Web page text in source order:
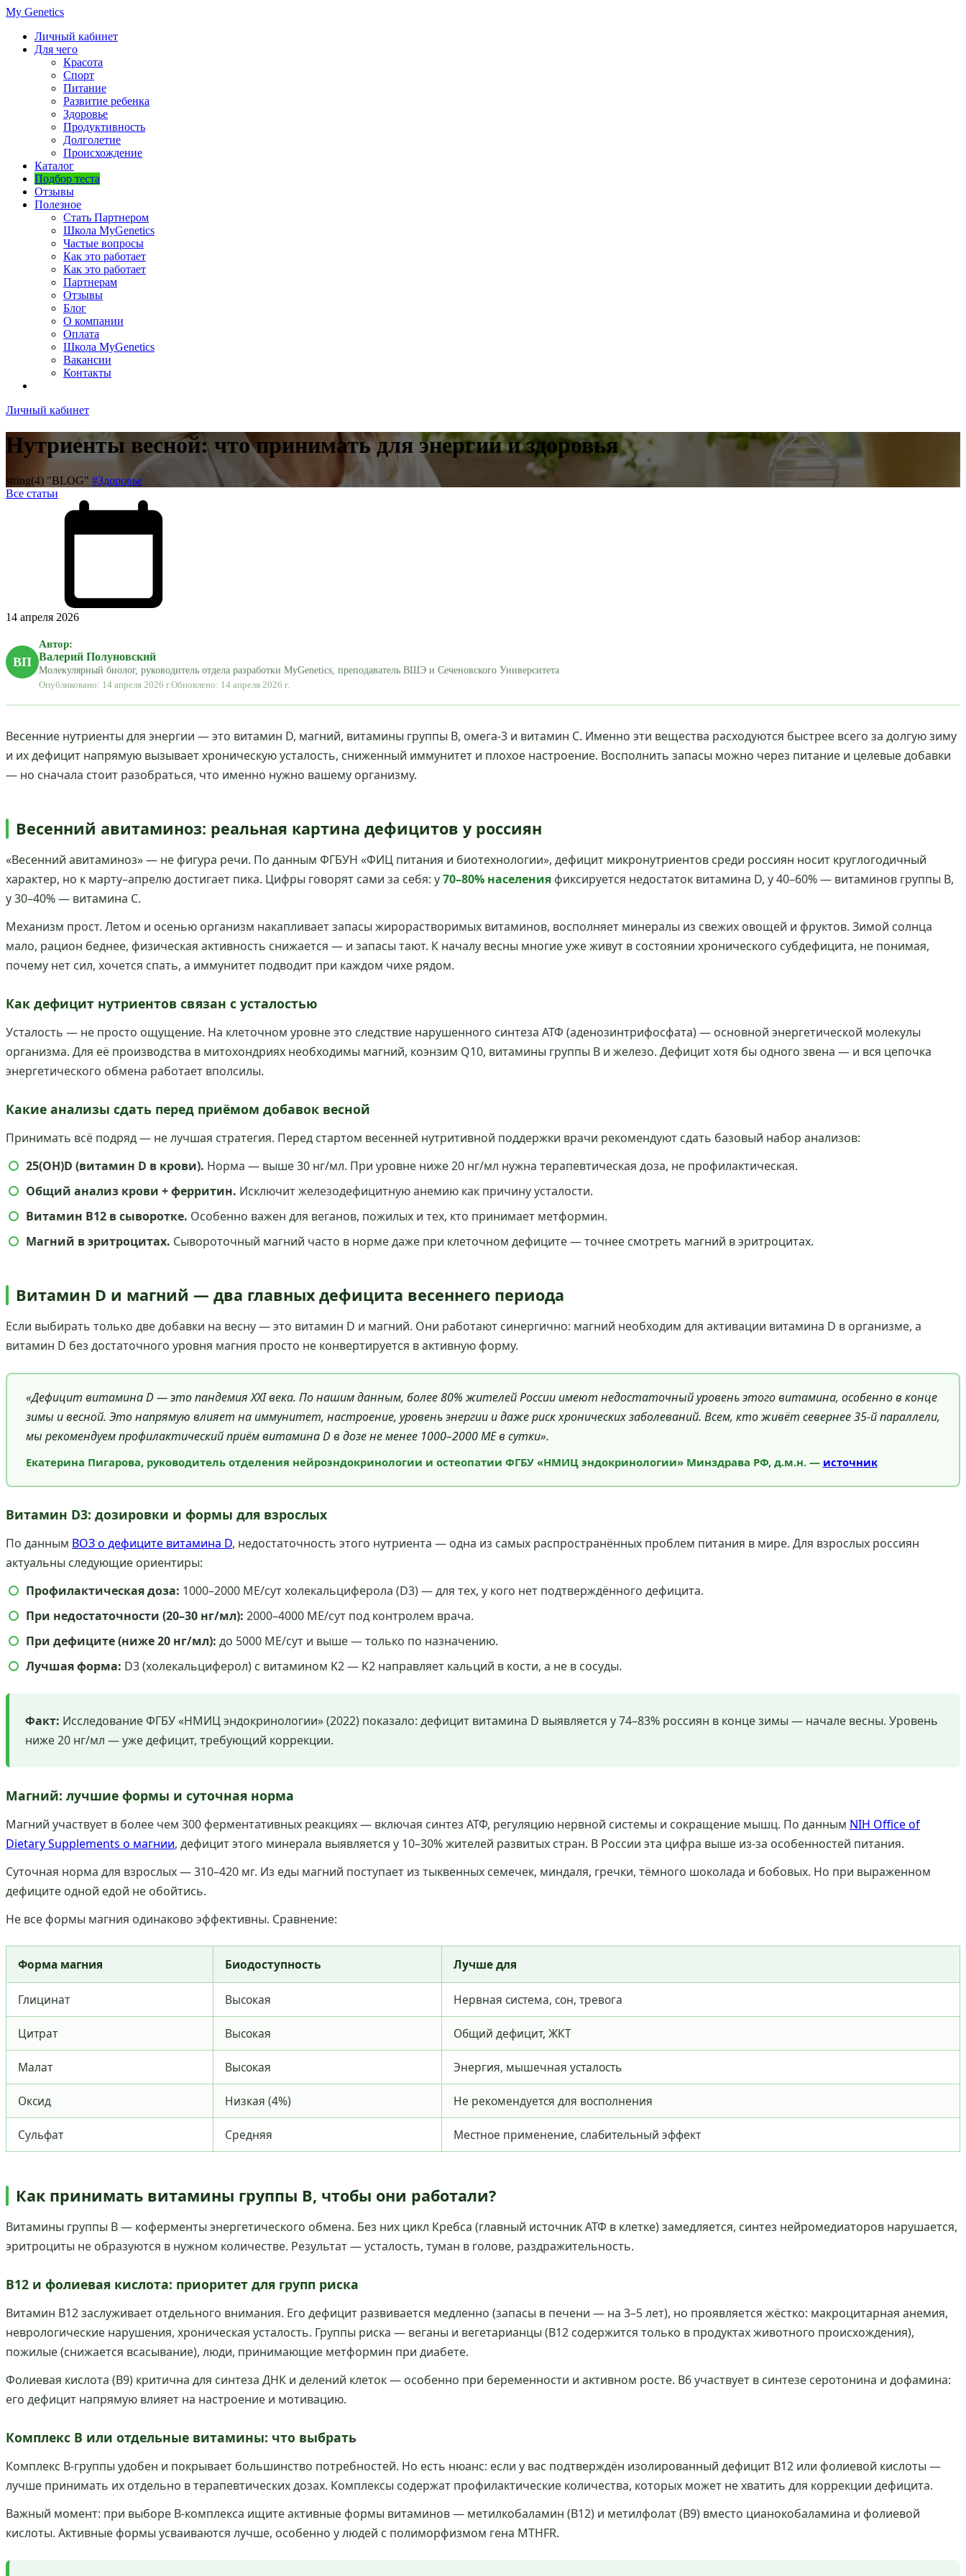
My Genetics
Личный кабинет
Для чего
Красота
Спорт
Питание
Развитие ребенка
Здоровье
Продуктивность
Долголетие
Происхождение
Каталог
Подбор теста
Отзывы
Полезное
Стать Партнером
Школа MyGenetics
Частые вопросы
Как это работает
Как это работает
Партнерам
Отзывы
Блог
О компании
Оплата
Школа MyGenetics
Вакансии
Контакты
Личный кабинет
Нутриенты весной: что принимать для энергии и здоровья
string(4) "BLOG" #Здоровье
Все статьи
14 апреля 2026
ВП
Автор:
Валерий Полуновский
Молекулярный биолог, руководитель отдела разработки MyGenetics, преподаватель ВШЭ и Сеченовского Университета
Опубликовано: 14 апреля 2026 г.Обновлено: 14 апреля 2026 г.
Весенние нутриенты для энергии — это витамин D, магний, витамины группы B, омега-3 и витамин C. Именно эти вещества расходуются быстрее всего за долгую зиму
и их дефицит напрямую вызывает хроническую усталость, сниженный иммунитет и плохое настроение. Восполнить запасы можно через питание и целевые добавки
— но сначала стоит разобраться, что именно нужно вашему организму.
Весенний авитаминоз: реальная картина дефицитов у россиян
«Весенний авитаминоз» — не фигура речи. По данным ФГБУН «ФИЦ питания и биотехнологии», дефицит микронутриентов среди россиян носит круглогодичный
характер, но к марту–апрелю достигает пика. Цифры говорят сами за себя: у70–80% населенияфиксируется недостаток витамина D, у 40–60% — витаминов группы B,
у 30–40% — витамина C.
Механизм прост. Летом и осенью организм накапливает запасы жирорастворимых витаминов, восполняет минералы из свежих овощей и фруктов. Зимой солнца
мало, рацион беднее, физическая активность снижается — и запасы тают. К началу весны многие уже живут в состоянии хронического субдефицита, не понимая,
почему нет сил, хочется спать, а иммунитет подводит при каждом чихе рядом.
Как дефицит нутриентов связан с усталостью
Усталость — не просто ощущение. На клеточном уровне это следствие нарушенного синтеза АТФ (аденозинтрифосфата) — основной энергетической молекулы
организма. Для её производства в митохондриях необходимы магний, коэнзим Q10, витамины группы B и железо. Дефицит хотя бы одного звена — и вся цепочка
энергетического обмена работает вполсилы.
Какие анализы сдать перед приёмом добавок весной
Принимать всё подряд — не лучшая стратегия. Перед стартом весенней нутритивной поддержки врачи рекомендуют сдать базовый набор анализов:
25(OH)D (витамин D в крови). Норма — выше 30 нг/мл. При уровне ниже 20 нг/мл нужна терапевтическая доза, не профилактическая.
Общий анализ крови + ферритин. Исключит железодефицитную анемию как причину усталости.
Витамин B12 в сыворотке. Особенно важен для веганов, пожилых и тех, кто принимает метформин.
Магний в эритроцитах. Сывороточный магний часто в норме даже при клеточном дефиците — точнее смотреть магний в эритроцитах.
Витамин D и магний — два главных дефицита весеннего периода
Если выбирать только две добавки на весну — это витамин D и магний. Они работают синергично: магний необходим для активации витамина D в организме, а
витамин D без достаточного уровня магния просто не конвертируется в активную форму.
«Дефицит витамина D — это пандемия XXI века. По нашим данным, более 80% жителей России имеют недостаточный уровень этого витамина, особенно в конце
зимы и весной. Это напрямую влияет на иммунитет, настроение, уровень энергии и даже риск хронических заболеваний. Всем, кто живёт севернее 35-й параллели,
мы рекомендуем профилактический приём витамина D в дозе не менее 1000–2000 МЕ в сутки».
Екатерина Пигарова, руководитель отделения нейроэндокринологии и остеопатии ФГБУ «НМИЦ эндокринологии» Минздрава РФ, д.м.н. — источник
Витамин D3: дозировки и формы для взрослых
По данным ВОЗ о дефиците витамина D, недостаточность этого нутриента — одна из самых распространённых проблем питания в мире. Для взрослых россиян
актуальны следующие ориентиры:
Профилактическая доза: 1000–2000 МЕ/сут холекальциферола (D3) — для тех, у кого нет подтверждённого дефицита.
При недостаточности (20–30 нг/мл): 2000–4000 МЕ/сут под контролем врача.
При дефиците (ниже 20 нг/мл): до 5000 МЕ/сут и выше — только по назначению.
Лучшая форма: D3 (холекальциферол) с витамином K2 — K2 направляет кальций в кости, а не в сосуды.
Факт: Исследование ФГБУ «НМИЦ эндокринологии» (2022) показало: дефицит витамина D выявляется у 74–83% россиян в конце зимы — начале весны. Уровень
ниже 20 нг/мл — уже дефицит, требующий коррекции.
Магний: лучшие формы и суточная норма
Магний участвует в более чем 300 ферментативных реакциях — включая синтез АТФ, регуляцию нервной системы и сокращение мышц. По данным NIH Office of
Dietary Supplements о магнии, дефицит этого минерала выявляется у 10–30% жителей развитых стран. В России эта цифра выше из-за особенностей питания.
Суточная норма для взрослых — 310–420 мг. Из еды магний поступает из тыквенных семечек, миндаля, гречки, тёмного шоколада и бобовых. Но при выраженном
дефиците одной едой не обойтись.
Не все формы магния одинаково эффективны. Сравнение:
Форма магния Биодоступность Лучше для
Глицинат Высокая Нервная система, сон, тревога
Цитрат Высокая Общий дефицит, ЖКТ
Малат Высокая Энергия, мышечная усталость
Оксид Низкая (4%) Не рекомендуется для восполнения
Сульфат Средняя Местное применение, слабительный эффект
Как принимать витамины группы B, чтобы они работали?
Витамины группы B — коферменты энергетического обмена. Без них цикл Кребса (главный источник АТФ в клетке) замедляется, синтез нейромедиаторов нарушается,
эритроциты не образуются в нужном количестве. Результат — усталость, туман в голове, раздражительность.
B12 и фолиевая кислота: приоритет для групп риска
Витамин B12 заслуживает отдельного внимания. Его дефицит развивается медленно (запасы в печени — на 3–5 лет), но проявляется жёстко: макроцитарная анемия,
неврологические нарушения, хроническая усталость. Группы риска — веганы и вегетарианцы (B12 содержится только в продуктах животного происхождения),
пожилые (снижается всасывание), люди, принимающие метформин при диабете.
Фолиевая кислота (B9) критична для синтеза ДНК и делений клеток — особенно при беременности и активном росте. B6 участвует в синтезе серотонина и дофамина:
его дефицит напрямую влияет на настроение и мотивацию.
Комплекс B или отдельные витамины: что выбрать
Комплекс B-группы удобен и покрывает большинство потребностей. Но есть нюанс: если у вас подтверждён изолированный дефицит B12 или фолиевой кислоты —
лучше принимать их отдельно в терапевтических дозах. Комплексы содержат профилактические количества, которых может не хватить для коррекции дефицита.
Важный момент: при выборе B-комплекса ищите активные формы витаминов — метилкобаламин (B12) и метилфолат (B9) вместо цианокобаламина и фолиевой
кислоты. Активные формы усваиваются лучше, особенно у людей с полиморфизмом гена MTHFR.